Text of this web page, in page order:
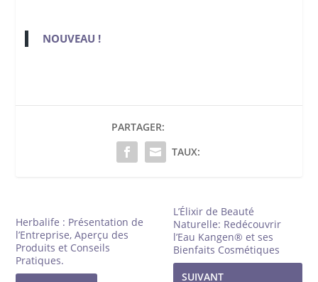
NOUVEAU !
PARTAGER:
TAUX:
Herbalife : Présentation de
l’Entreprise, Aperçu des
Produits et Conseils
Pratiques.
L’Élixir de Beauté
Naturelle: Redécouvrir
l’Eau Kangen® et ses
Bienfaits Cosmétiques
SUIVANT